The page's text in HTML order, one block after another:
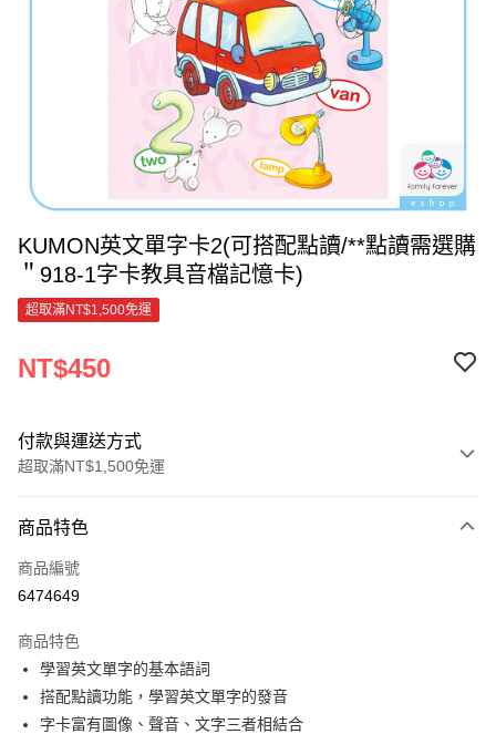
KUMON英文單字卡2(可搭配點讀/**點讀需選購
＂918-1字卡教具音檔記憶卡)
超取滿NT$1,500免運
NT$450
付款與運送方式
超取滿NT$1,500免運
信用卡一次付款
超商取貨付款
Apple Pay
街口支付
商品特色
商品編號
6474649
商品特色
學習英文單字的基本語詞
搭配點讀功能，學習英文單字的發音
字卡富有圖像、聲音、文字三者相結合